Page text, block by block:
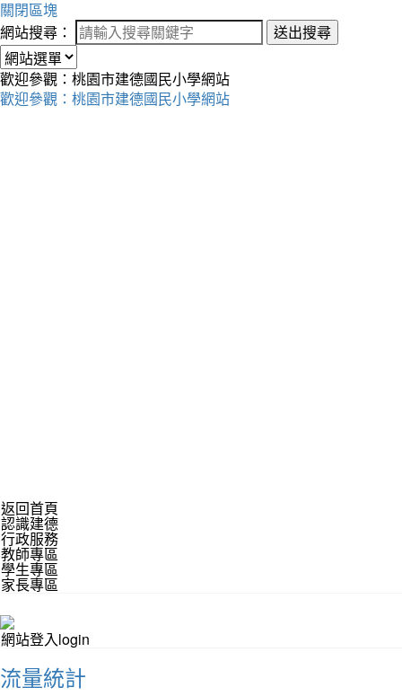
關閉區塊
網站搜尋：
送出搜尋
歡迎參觀：桃園市建德國民小學網站
歡迎參觀：桃園市建德國民小學網站
返回首頁
認識建德
行政服務
教師專區
學生專區
家長專區
網站登入login
流量統計